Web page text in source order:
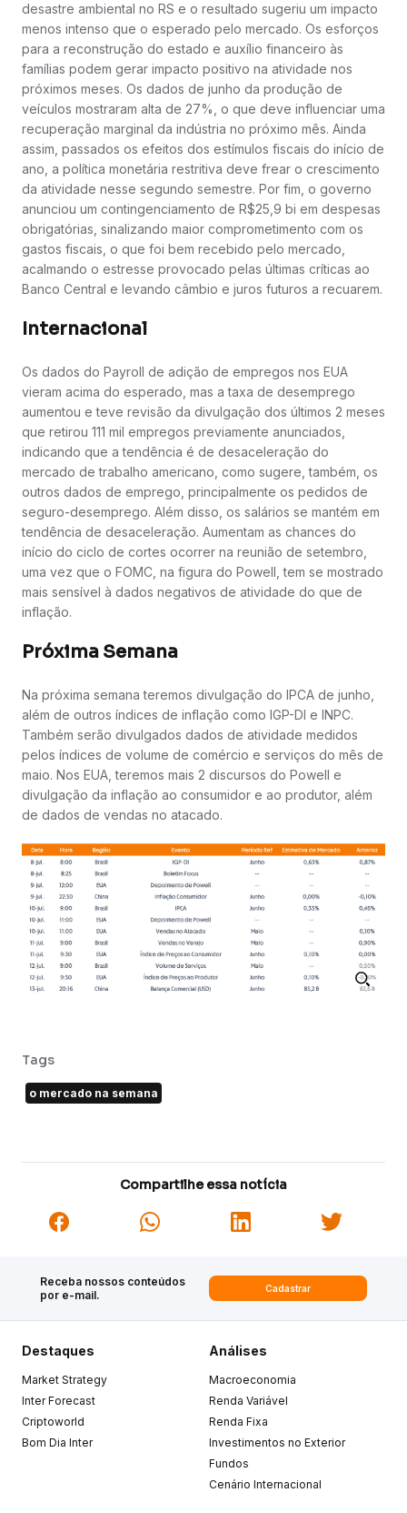
desastre ambiental no RS e o resultado sugeriu um impacto
menos intenso que o esperado pelo mercado. Os esforços
para a reconstrução do estado e auxílio financeiro às
famílias podem gerar impacto positivo na atividade nos
próximos meses. Os dados de junho da produção de
veículos mostraram alta de 27%, o que deve influenciar uma
recuperação marginal da indústria no próximo mês. Ainda
assim, passados os efeitos dos estímulos fiscais do início de
ano, a política monetária restritiva deve frear o crescimento
da atividade nesse segundo semestre. Por fim, o governo
anunciou um contingenciamento de R$25,9 bi em despesas
obrigatórias, sinalizando maior comprometimento com os
gastos fiscais, o que foi bem recebido pelo mercado,
acalmando o estresse provocado pelas últimas críticas ao
Banco Central e levando câmbio e juros futuros a recuarem.
Internacional
Os dados do Payroll de adição de empregos nos EUA
vieram acima do esperado, mas a taxa de desemprego
aumentou e teve revisão da divulgação dos últimos 2 meses
que retirou 111 mil empregos previamente anunciados,
indicando que a tendência é de desaceleração do
mercado de trabalho americano, como sugere, também, os
outros dados de emprego, principalmente os pedidos de
seguro-desemprego. Além disso, os salários se mantém em
tendência de desaceleração. Aumentam as chances do
início do ciclo de cortes ocorrer na reunião de setembro,
uma vez que o FOMC, na figura do Powell, tem se mostrado
mais sensível à dados negativos de atividade do que de
inflação.
Próxima Semana
Na próxima semana teremos divulgação do IPCA de junho,
além de outros índices de inflação como IGP-DI e INPC.
Também serão divulgados dados de atividade medidos
pelos índices de volume de comércio e serviços do mês de
maio. Nos EUA, teremos mais 2 discursos do Powell e
divulgação da inflação ao consumidor e ao produtor, além
de dados de vendas no atacado.
Tags
o mercado na semana
Compartilhe essa notícia
Receba nossos conteúdos
por e-mail.
Cadastrar
Destaques
Market Strategy
Inter Forecast
Criptoworld
Bom Dia Inter
Análises
Macroeconomia
Renda Variável
Renda Fixa
Investimentos no Exterior
Fundos
Cenário Internacional